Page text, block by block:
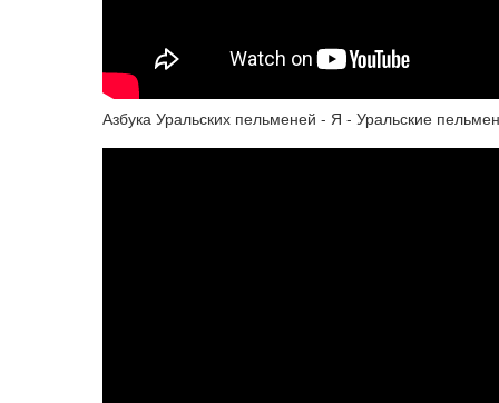
Азбука Уральских пельменей - Я - Уральские